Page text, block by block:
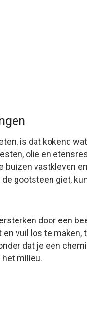
is dat kokend
olie en
buizen vastkleven
gootsteen giet,
door een
en vuil los te
dat je een
het milieu.